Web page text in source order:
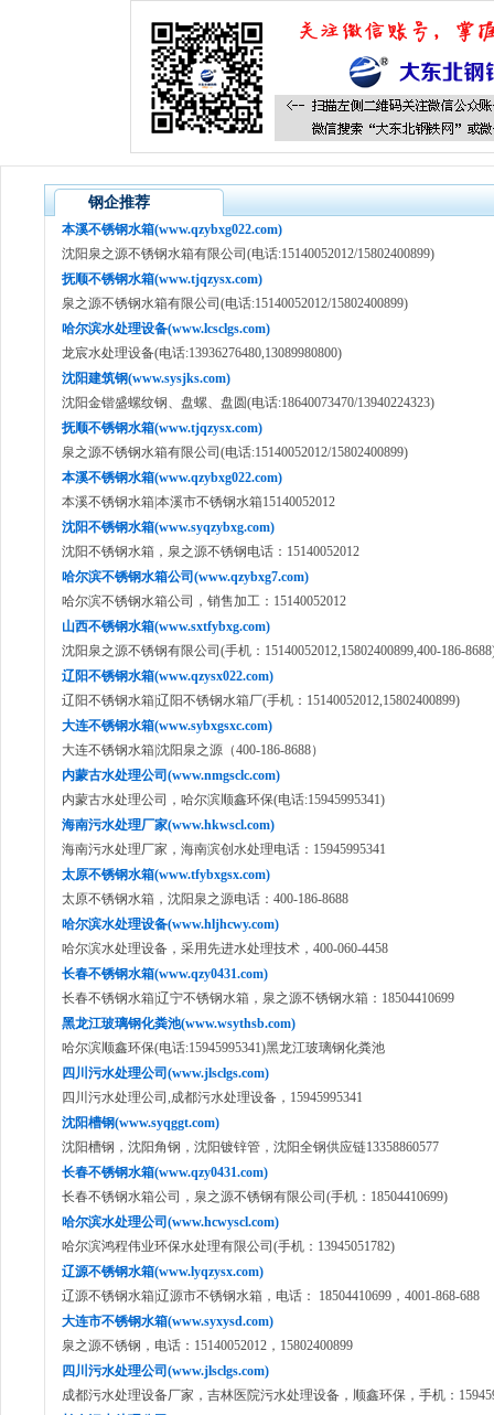
钢企推荐
本溪不锈钢水箱(www.qzybxg022.com)
沈阳泉之源不锈钢水箱有限公司(电话:15140052012/15802400899)
抚顺不锈钢水箱(www.tjqzysx.com)
泉之源不锈钢水箱有限公司(电话:15140052012/15802400899)
哈尔滨水处理设备(www.lcsclgs.com)
龙宸水处理设备(电话:13936276480,13089980800)
沈阳建筑钢(www.sysjks.com)
沈阳金锴盛螺纹钢、盘螺、盘圆(电话:18640073470/13940224323)
抚顺不锈钢水箱(www.tjqzysx.com)
泉之源不锈钢水箱有限公司(电话:15140052012/15802400899)
本溪不锈钢水箱(www.qzybxg022.com)
本溪不锈钢水箱|本溪市不锈钢水箱15140052012
沈阳不锈钢水箱(www.syqzybxg.com)
沈阳不锈钢水箱，泉之源不锈钢电话：15140052012
哈尔滨不锈钢水箱公司(www.qzybxg7.com)
哈尔滨不锈钢水箱公司，销售加工：15140052012
山西不锈钢水箱(www.sxtfybxg.com)
沈阳泉之源不锈钢有限公司(手机：15140052012,15802400899,400-186-
辽阳不锈钢水箱(www.qzysx022.com)
辽阳不锈钢水箱|辽阳不锈钢水箱厂(手机：15140052012,15802400899)
大连不锈钢水箱(www.sybxgsxc.com)
大连不锈钢水箱|沈阳泉之源（400-186-8688）
内蒙古水处理公司(www.nmgsclc.com)
内蒙古水处理公司，哈尔滨顺鑫环保(电话:15945995341)
海南污水处理厂家(www.hkwscl.com)
海南污水处理厂家，海南滨创水处理电话：15945995341
太原不锈钢水箱(www.tfybxgsx.com)
太原不锈钢水箱，沈阳泉之源电话：400-186-8688
哈尔滨水处理设备(www.hljhcwy.com)
哈尔滨水处理设备，采用先进水处理技术，400-060-4458
长春不锈钢水箱(www.qzy0431.com)
长春不锈钢水箱|辽宁不锈钢水箱，泉之源不锈钢水箱：18504410699
黑龙江玻璃钢化粪池(www.wsythsb.com)
哈尔滨顺鑫环保(电话:15945995341)黑龙江玻璃钢化粪池
四川污水处理公司(www.jlsclgs.com)
四川污水处理公司,成都污水处理设备，15945995341
沈阳槽钢(www.syqggt.com)
沈阳槽钢，沈阳角钢，沈阳镀锌管，沈阳全钢供应链13358860577
长春不锈钢水箱(www.qzy0431.com)
长春不锈钢水箱公司，泉之源不锈钢有限公司(手机：18504410699)
哈尔滨水处理公司(www.hcwyscl.com)
哈尔滨鸿程伟业环保水处理有限公司(手机：13945051782)
辽源不锈钢水箱(www.lyqzysx.com)
辽源不锈钢水箱|辽源市不锈钢水箱，电话： 18504410699，4001-868-688
大连市不锈钢水箱(www.syxysd.com)
泉之源不锈钢，电话：15140052012，15802400899
四川污水处理公司(www.jlsclgs.com)
成都污水处理设备厂家，吉林医院污水处理设备，顺鑫环保，手机：